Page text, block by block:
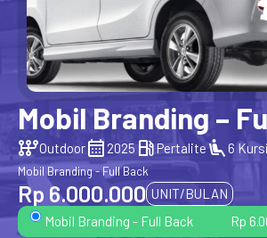
Mobil Branding –
auto_transmissionOutdoorcalendar_month 2025 local_gas_stationPertaliteairline_seat_recline_extra6 Kursi
Mobil Branding - Full Back
Rp 6.000.000 UNIT/BULAN
Mobil Branding - Full Back
Rp